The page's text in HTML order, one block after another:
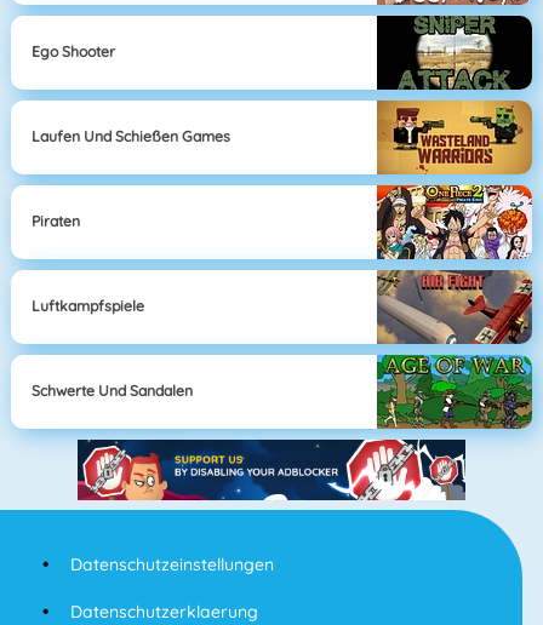
Ego Shooter
Laufen Und Schießen Games
Piraten
Luftkampfspiele
Schwerte Und Sandalen
Datenschutzeinstellungen
Datenschutzerklaerung